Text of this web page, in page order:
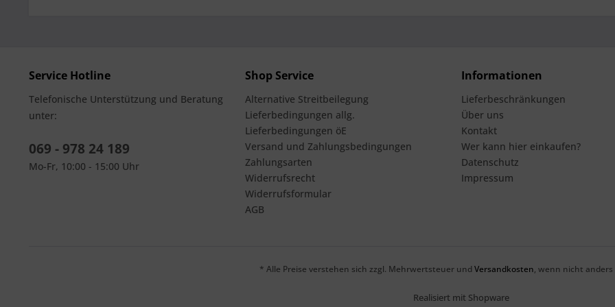
Service Hotline
Telefonische Unterstützung und Beratung
unter:
069 - 978 24 189
Mo-Fr, 10:00 - 15:00 Uhr
Shop Service
Alternative Streitbeilegung
Lieferbedingungen allg.
Lieferbedingungen öE
Versand und Zahlungsbedingungen
Zahlungsarten
Widerrufsrecht
Widerrufsformular
AGB
Informationen
Lieferbeschränkungen
Über uns
Kontakt
Wer kann hier einkaufen?
Datenschutz
Impressum
* Alle Preise verstehen sich zzgl. Mehrwertsteuer und Versandkosten, wenn nicht
Realisiert mit Shopware